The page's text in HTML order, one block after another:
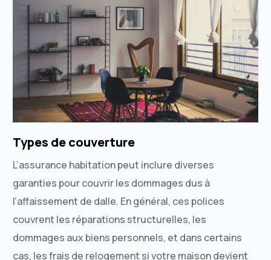
Types de couverture
L’assurance habitation peut inclure diverses
garanties pour couvrir les dommages dus à
l’affaissement de dalle. En général, ces polices
couvrent les réparations structurelles, les
dommages aux biens personnels, et dans certains
cas, les frais de relogement si votre maison devient